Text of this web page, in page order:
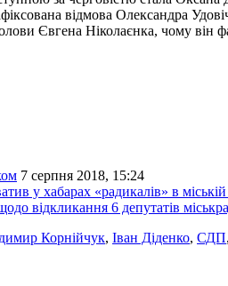
відмова Олександра
Євгена Ніколаєнка, чому він
7 серпня 2018, 15:24
у хабарах «радикалів» в
відкликання 6 депутатів
Корнійчук, Іван Діденко, СДП,